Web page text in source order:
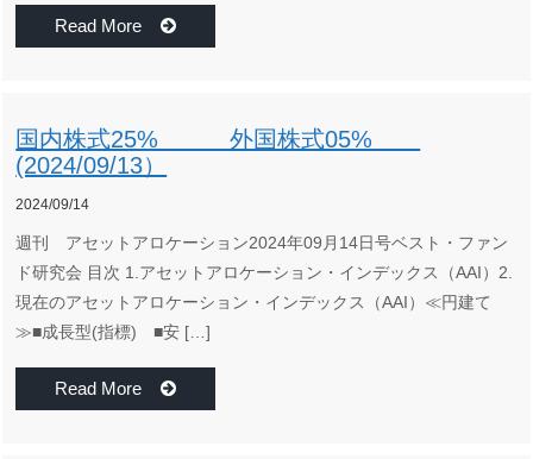
Read More
国内株式25% 外国株式05%
(2024/09/13）
2024/09/14
週刊 アセットアロケーション2024年09月14日号ベスト・ファン
ド研究会 目次 1.アセットアロケーション・インデックス（AAI）2.
現在のアセットアロケーション・インデックス（AAI）≪円建て
≫■成長型(指標) ■安 […]
Read More